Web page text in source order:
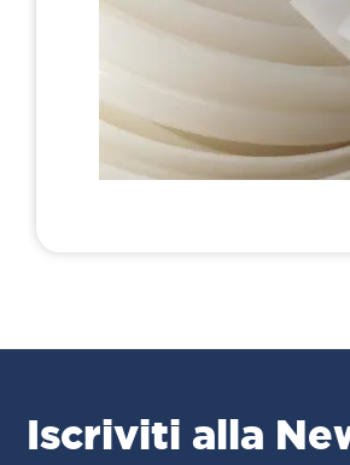
Iscriviti alla